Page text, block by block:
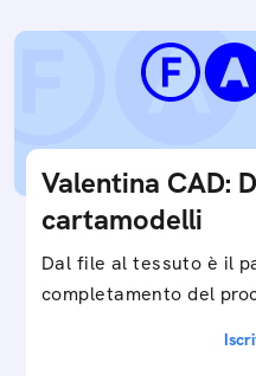
Valentina CAD:
cartamodelli
Dal file al tessuto è il
completamento del